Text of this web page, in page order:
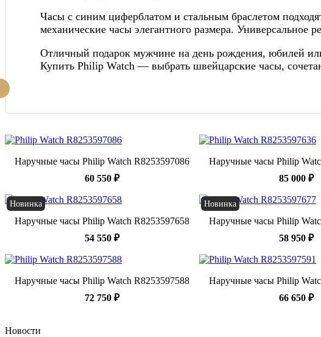
Часы с синим циферблатом и стальным браслетом
механические часы элегантного размера. Универсальное
Отличный подарок мужчине на день рождения, юбилей
Купить Philip Watch — выбрать швейцарские часы,
Наручные часы Philip Watch R8253597086
60 550 ₽
Наручные часы Philip
85 000 ₽
Новинка
Наручные часы Philip Watch R8253597658
54 550 ₽
Новинка
Наручные часы Philip
58 950 ₽
Наручные часы Philip Watch R8253597588
72 750 ₽
Наручные часы Philip
66 650 ₽
Новости